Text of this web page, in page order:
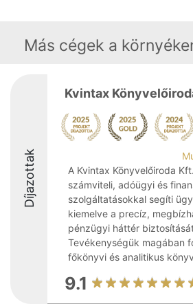
Más cégek a
Díjazottak
Kvintax
A Kvintax Könyvelőiroda
számviteli, adóügyi és
szolgáltatásokkal segíti
kiemelve a precíz,
pénzügyi háttér
Tevékenységük magában
főkönyvi és analitikus
9.1